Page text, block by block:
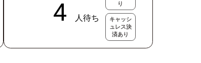
り
キャッシ
ュレス決
済あり